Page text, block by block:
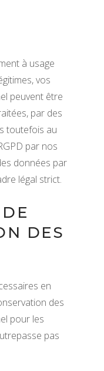
à usage
vos
peuvent être
par des
toutefois au
par nos
données par
légal strict.
DES
en
des
pour les
pas